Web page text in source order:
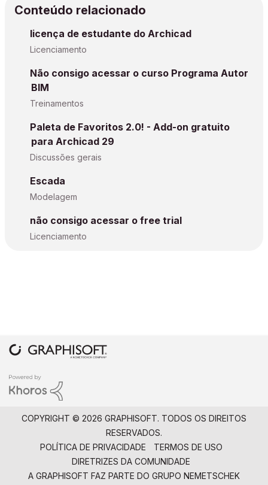
Conteúdo relacionado
licença de estudante do Archicad
Licenciamento
Não consigo acessar o curso Programa Autor
BIM
Treinamentos
Paleta de Favoritos 2.0! - Add-on gratuito
para Archicad 29
Discussões gerais
Escada
Modelagem
não consigo acessar o free trial
Licenciamento
COPYRIGHT © 2026 GRAPHISOFT. TODOS OS DIREITOS
RESERVADOS.
POLÍTICA DE PRIVACIDADE
TERMOS DE USO
DIRETRIZES DA COMUNIDADE
A GRAPHISOFT FAZ PARTE DO GRUPO NEMETSCHEK